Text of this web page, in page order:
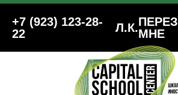
+7 (923) 123-28-
22
Л.К.МНЕ